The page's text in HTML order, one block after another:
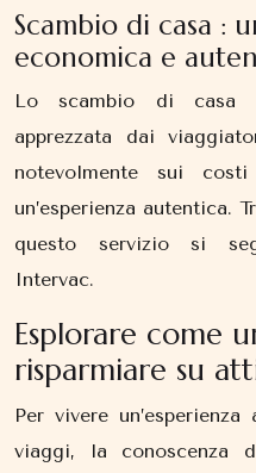
Scambio di casa :
economica e
Lo scambio di casa
apprezzata dai
notevolmente sui
un’esperienza autentica.
questo servizio si
Intervac.
Esplorare come
risparmiare su
Per vivere
viaggi, la conoscenza